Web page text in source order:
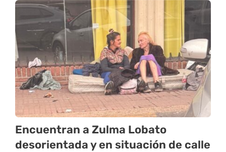
Encuentran a Zulma Lobato
desorientada y en situación de calle